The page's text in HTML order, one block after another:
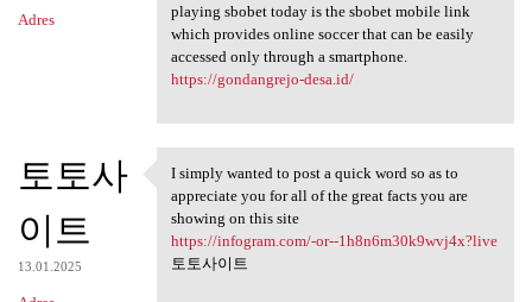
Adres
playing sbobet today is the sbobet mobile link
which provides online soccer that can be easily
accessed only through a smartphone.
https://gondangrejo-desa.id/
토토사
이트
13.01.2025
I simply wanted to post a
I simply wanted to post a quick word so as to
appreciate you for all of the great facts you are
showing on this site
https://infogram.com/-or--1h8n6m30k9wvj4x?live
토토사이트